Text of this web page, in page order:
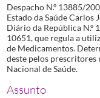
Despacho N.º 13885/
Estado da Saúde Carlos
Diário da República N.º
10651, que regula a
de Medicamentos.
deste pelos prescritores
Nacional de Saúde.
Assunto